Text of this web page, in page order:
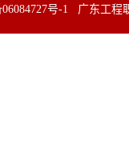
06084727号-1 广东工